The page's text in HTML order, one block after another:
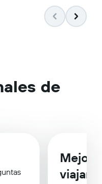
de
Mejor
viajar